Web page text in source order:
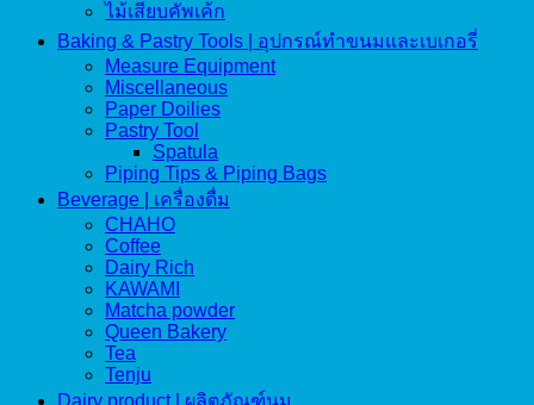
ไม้เสียบคัพเค้ก
Baking & Pastry Tools | อุปกรณ์ทำขนมและเบเกอรี่
Measure Equipment
Miscellaneous
Paper Doilies
Pastry Tool
Spatula
Piping Tips & Piping Bags
Beverage | เครื่องดื่ม
CHAHO
Coffee
Dairy Rich
KAWAMI
Matcha powder
Queen Bakery
Tea
Tenju
Dairy product | ผลิตภัณฑ์นม